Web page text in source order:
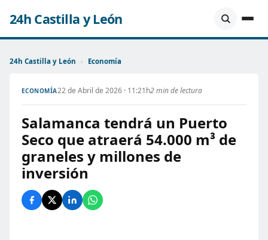
24h Castilla y León
24h Castilla y León › Economía
ECONOMÍA22 de Abril de 2026 · 11:21h2 min de lectura
Salamanca tendrá un Puerto
Seco que atraerá 54.000 m³ de
graneles y millones de
inversión